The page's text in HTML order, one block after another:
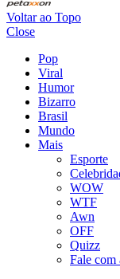
Voltar ao Topo
Close
Pop
Viral
Humor
Bizarro
Brasil
Mundo
Mais
Esporte
WOW
WTF
Awn
OFF
Quizz
Fale com